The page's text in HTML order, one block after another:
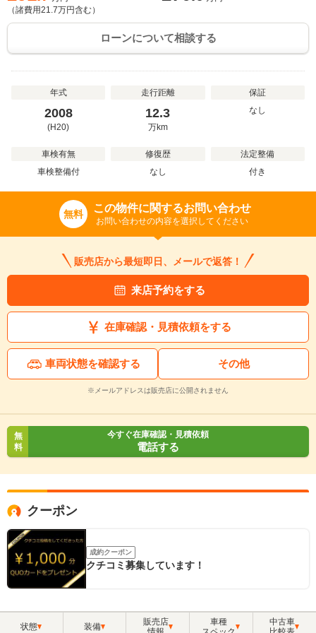
（諸費用21.7万円含む）
ローンについて相談する
年式
2008
(H20)
走行距離
12.3
万km
保証
なし
車検有無
車検整備付
修復歴
なし
法定整備
付き
無料 この物件に関するお問い合わせ
お問い合わせの内容を選択してください
販売店から最短即日、メールで返答！
来店予約をする
在庫確認・見積依頼をする
車両状態を確認する その他
※メールアドレスは販売店に公開されません
無
料
今すぐ在庫確認・見積依頼
電話する
クーポン
成約クーポン
クチコミ募集しています！
状態 装備
販売店
車種
中古車